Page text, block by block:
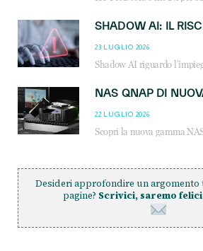
23 LUGLIO 2026
22 LUGLIO 2026
Desideri approfondire un argomento
pagine? Scrivici, saremo